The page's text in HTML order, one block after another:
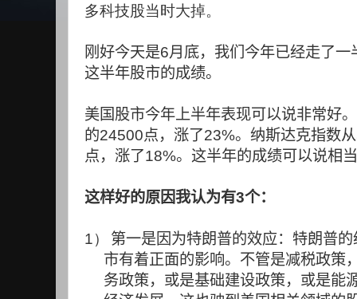
多科技股当时大掉。
刚好今天是6月底，我们今年已经走了
这半年股市的成绩。
美国股市今年上半年表现可以说非常好
的24500点，涨了23%。纳斯达克指数从
点，涨了18%。这半年的成绩可以说相
这样好的原因我认为有3个：
1）
第一是因为特朗普的效应：特朗普
市有着正面的影响。不管是减税政策
务政策，或是基础建设政策，或是能